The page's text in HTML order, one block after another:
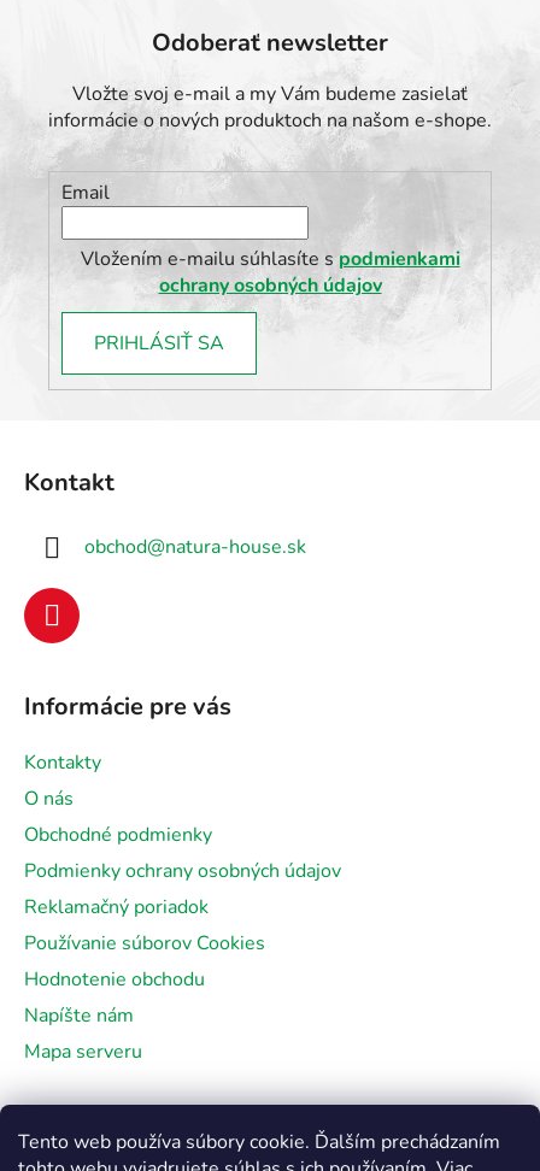
Tento web používa súbory cookie. Ďalším prechádzaním
Odoberať newsletter
Vložte svoj e-mail a my Vám budeme zasielať
informácie o nových produktoch na našom e-shope.
Email
Vložením e-mailu súhlasíte spodmienkami
ochrany osobných údajov
PRIHLÁSIŤ SA
Kontakt
obchod@natura-house.sk
Informácie pre vás
Kontakty
O nás
Obchodné podmienky
Podmienky ochrany osobných údajov
Reklamačný poriadok
Používanie súborov Cookies
Hodnotenie obchodu
Napíšte nám
Mapa serveru
Facebook